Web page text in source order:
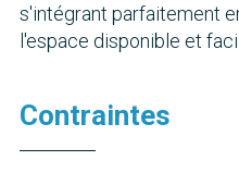
s'intégrant parfaitement
l'espace disponible et
Contraintes